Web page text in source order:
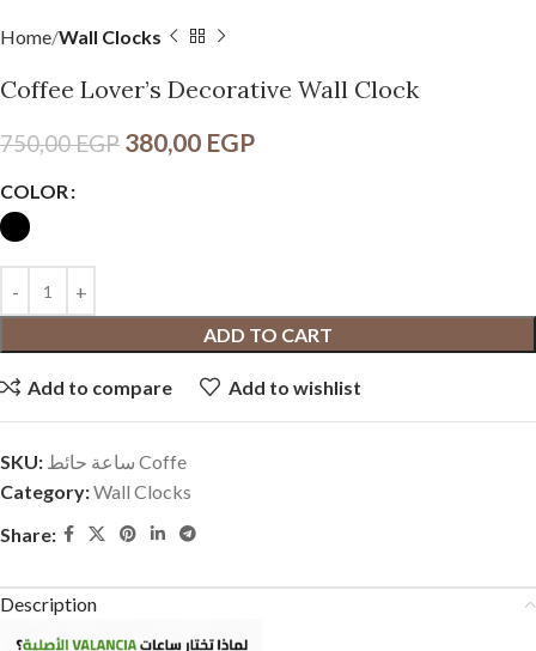
Home Wall Clocks
Coffee Lover’s Decorative Wall Clock
750,00EGP 380,00 EGP
COLOR
ADD TO CART
Add to compare Add to wishlist
SKU:
ساعة حائط Coffe
Category:Wall Clocks
Share:
Description